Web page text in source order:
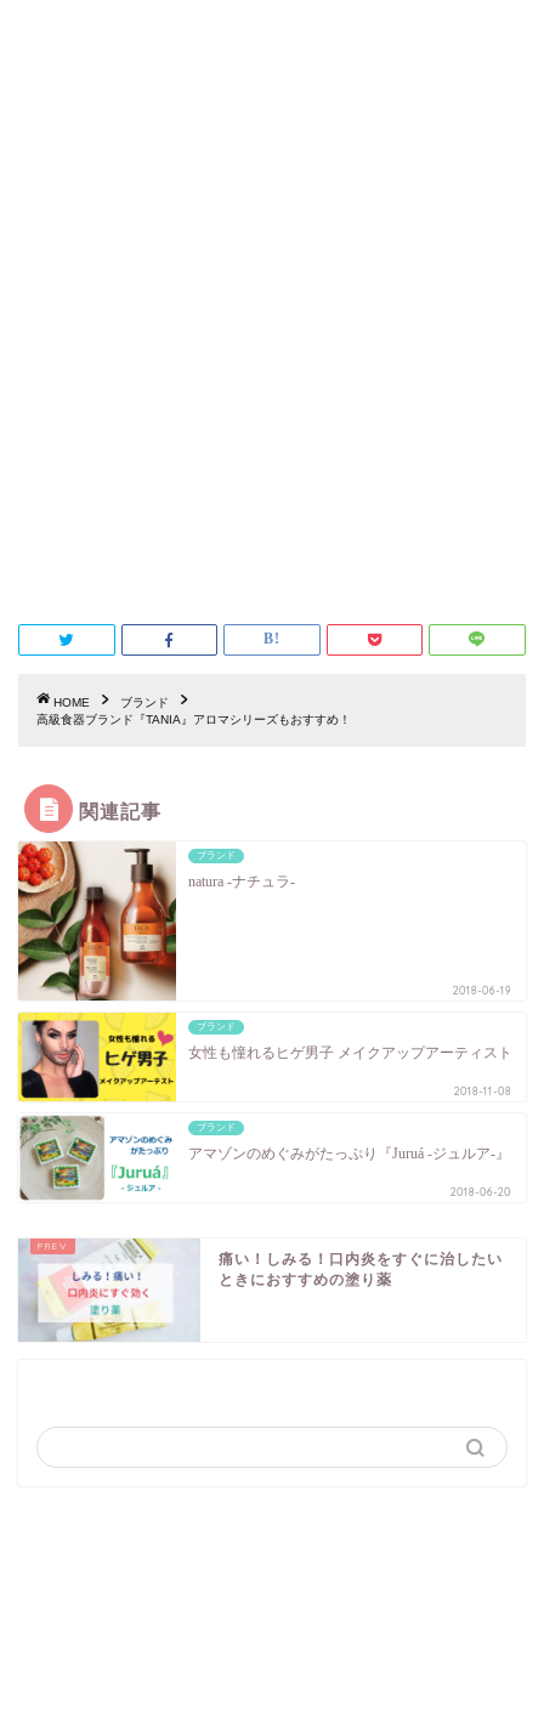
HOME
ブランド
高級食器ブランド『TANIA』アロマシリーズもおすすめ！
関連記事
ブランド
natura -ナチュラ-
2018-06-19
ブランド
女性も憧れるヒゲ男子 メイクアップアーティスト
2018-11-08
ブランド
アマゾンのめぐみがたっぷり『Juruá -ジュルア-』
2018-06-20
痛い！しみる！口内炎をすぐに治したい
ときにおすすめの塗り薬